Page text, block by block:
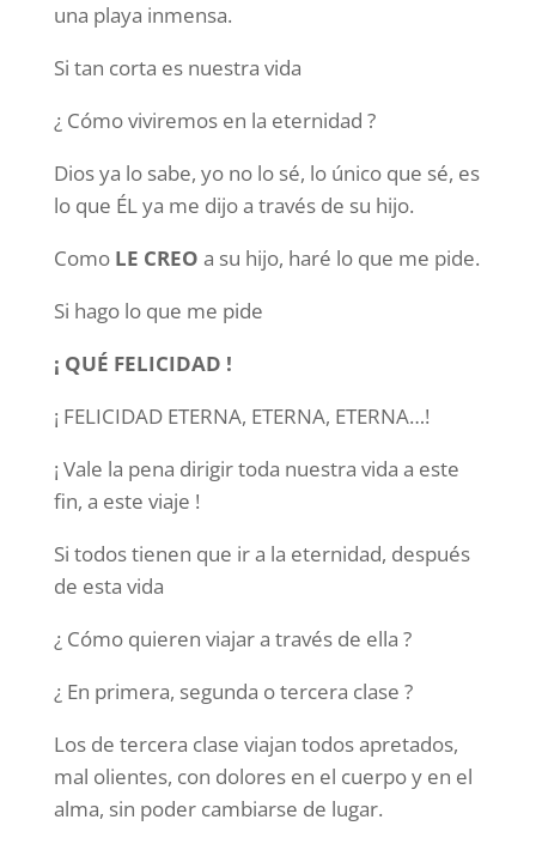
una playa inmensa.
Si tan corta es nuestra vida
¿ Cómo viviremos en la eternidad ?
Dios ya lo sabe, yo no lo sé, lo único que sé, es
lo que ÉL ya me dijo a través de su hijo.
Como LE CREO a su hijo, haré lo que me pide.
Si hago lo que me pide
¡ QUÉ FELICIDAD !
¡ FELICIDAD ETERNA, ETERNA, ETERNA…!
¡ Vale la pena dirigir toda nuestra vida a este
fin, a este viaje !
Si todos tienen que ir a la eternidad, después
de esta vida
¿ Cómo quieren viajar a través de ella ?
¿ En primera, segunda o tercera clase ?
Los de tercera clase viajan todos apretados,
mal olientes, con dolores en el cuerpo y en el
alma, sin poder cambiarse de lugar.